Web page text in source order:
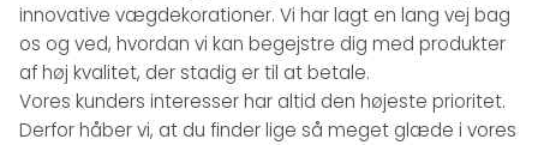
innovative vægdekorationer. Vi har lagt en lang vej bag
os og ved, hvordan vi kan begejstre dig med produkter
af høj kvalitet, der stadig er til at betale.
Vores kunders interesser har altid den højeste prioritet.
Derfor håber vi, at du finder lige så meget glæde i vores